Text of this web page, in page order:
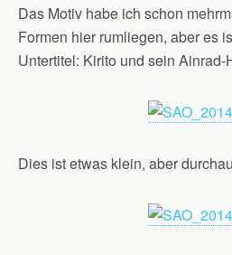
Das Motiv habe ich schon
Formen hier rumliegen, aber es
Untertitel: Kirito und sein Ainrad-
Dies ist etwas klein, aber